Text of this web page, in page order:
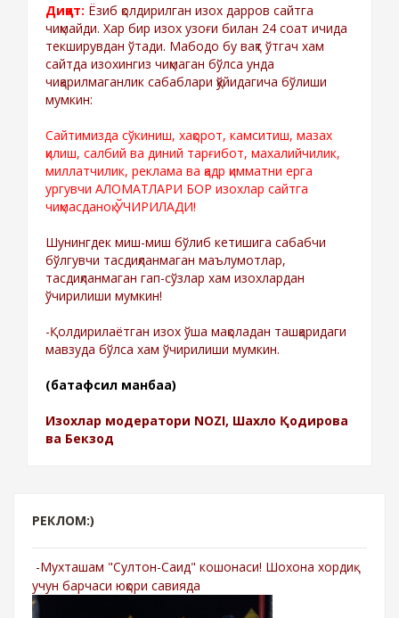
Диққат: Ёзиб қолдирилган изох дарров сайтга
чиқмайди. Хар бир изох узоғи билан 24 соат ичида
текширувдан ўтади. Мабодо бу вақт ўтгач хам
сайтда изохингиз чиқмаган бўлса унда
чиқарилмаганлик сабаблари қўйидагича бўлиши
мумкин:
Сайтимизда сўкиниш, хақорот, камситиш, мазах
қилиш, салбий ва диний тарғибот, махалийчилик,
миллатчилик, реклама ва қадр қимматни ерга
ургувчи АЛОМАТЛАРИ БОР изохлар сайтга
чиқмасданоқ ЎЧИРИЛАДИ!
Шунингдек миш-миш бўлиб кетишига сабабчи
бўлгувчи тасдиқланмаган маълумотлар,
тасдиқланмаган гап-сўзлар хам изохлардан
ўчирилиши мумкин!
-Қолдирилаётган изох ўша мақоладан ташқаридаги
мавзуда бўлса хам ўчирилиши мумкин.
(батафсил манбаа)
Изохлар модератори NOZI, Шахло Қодирова
ва Бекзод
РЕКЛОМ:)
-Мухташам "Султон-Саид" кошонаси! Шохона хордиқ
учун барчаси юқори савияда